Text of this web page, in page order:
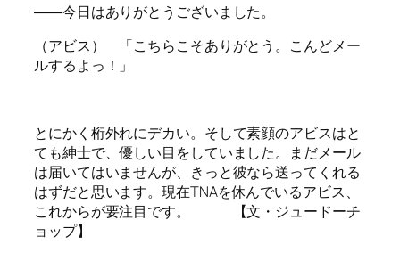
――今日はありがとうございました。
（アビス） 「こちらこそありがとう。こんどメー
ルするよっ！」
とにかく桁外れにデカい。そして素顔のアビスはと
ても紳士で、優しい目をしていました。まだメール
は届いてはいませんが、きっと彼なら送ってくれる
はずだと思います。現在TNAを休んでいるアビス、
これからが要注目です。 【文・ジュードーチ
ョップ】